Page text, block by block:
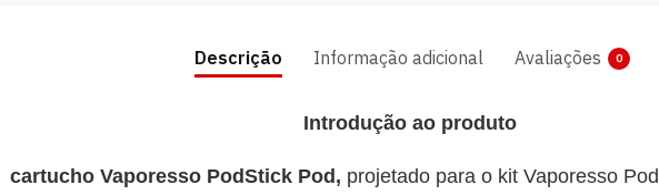
Descrição Informação adicional Avaliações 0
Introdução ao produto
cartucho Vaporesso PodStick Pod, projetado para o kit Vaporesso